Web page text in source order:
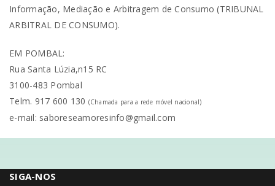
Informação, Mediação e Arbitragem de Consumo (TRIBUNAL
ARBITRAL DE CONSUMO).
EM POMBAL:
Rua Santa Lúzia,n15 RC
3100-483 Pombal
Telm. 917 600 130 (Chamada para a rede móvel nacional)
e-mail: saboreseamoresinfo@gmail.com
SIGA-NOS